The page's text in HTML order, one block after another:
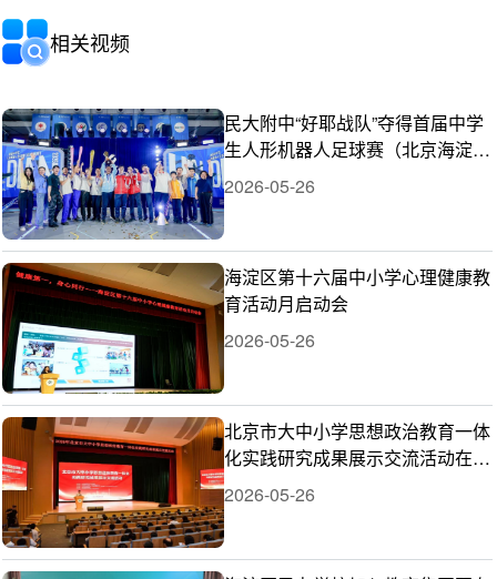
相关视频
民大附中“好耶战队”夺得首届中学
生人形机器人足球赛（北京海淀）
总冠军
2026-05-26
海淀区第十六届中小学心理健康教
育活动月启动会
2026-05-26
北京市大中小学思想政治教育一体
化实践研究成果展示交流活动在海
淀举行
2026-05-26